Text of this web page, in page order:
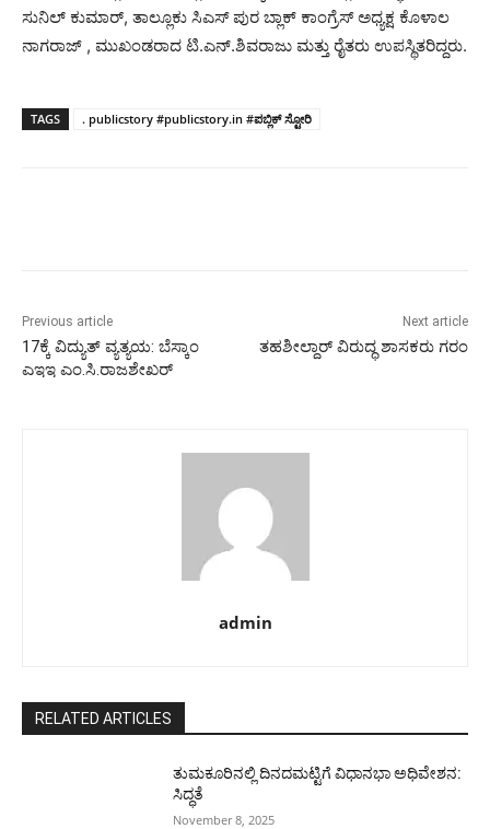
ಸುನಿಲ್ ಕುಮಾರ್, ತಾಲ್ಲೂಕು ಸಿಎಸ್ ಪುರ ಬ್ಲಾಕ್ ಕಾಂಗ್ರೆಸ್ ಅಧ್ಯಕ್ಷ ಕೊಳಾಲ
ನಾಗರಾಜ್ , ಮುಖಂಡರಾದ ಟಿ.ಎನ್.ಶಿವರಾಜು ಮತ್ತು ರೈತರು ಉಪಸ್ಥಿತರಿದ್ದರು.
TAGS . publicstory #publicstory.in #ಪಬ್ಲಿಕ್ ಸ್ಟೋರಿ
Previous article
17ಕ್ಕೆ ವಿದ್ಯುತ್ ವ್ಯತ್ಯಯ: ಬೆಸ್ಕಾಂ
ಎಇಇ ಎಂ.ಸಿ.ರಾಜಶೇಖರ್
Next article
ತಹಶೀಲ್ದಾರ್ ವಿರುದ್ಧ ಶಾಸಕರು ಗರಂ
admin
RELATED ARTICLES
ತುಮಕೂರಿನಲ್ಲಿ ದಿನದಮಟ್ಟಿಗೆ ವಿಧಾನಭಾ ಅಧಿವೇಶನ:
ಸಿದ್ಧತೆ
November 8, 2025